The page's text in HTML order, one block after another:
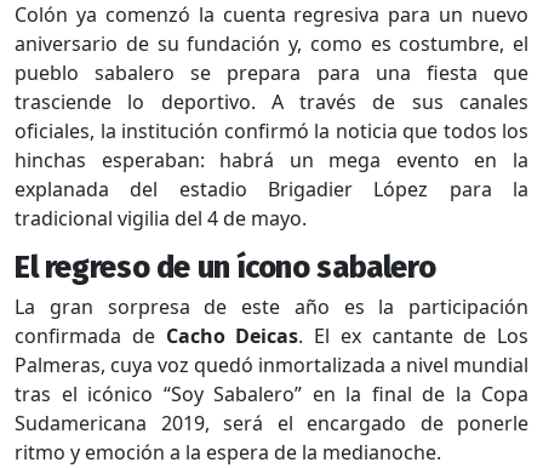
Colón ya comenzó la cuenta regresiva para un nuevo
aniversario de su fundación y, como es costumbre, el
pueblo sabalero se prepara para una fiesta que
trasciende lo deportivo. A través de sus canales
oficiales, la institución confirmó la noticia que todos los
hinchas esperaban: habrá un mega evento en la
explanada del estadio Brigadier López para la
tradicional vigilia del 4 de mayo.
El regreso de un ícono sabalero
La gran sorpresa de este año es la participación
confirmada de Cacho Deicas. El ex cantante de Los
Palmeras, cuya voz quedó inmortalizada a nivel mundial
tras el icónico “Soy Sabalero” en la final de la Copa
Sudamericana 2019, será el encargado de ponerle
ritmo y emoción a la espera de la medianoche.